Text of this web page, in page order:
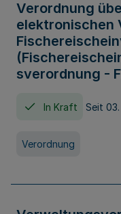
Verordnung
elektronischen
sverordnung -
In Kraft Seit
Verordnung